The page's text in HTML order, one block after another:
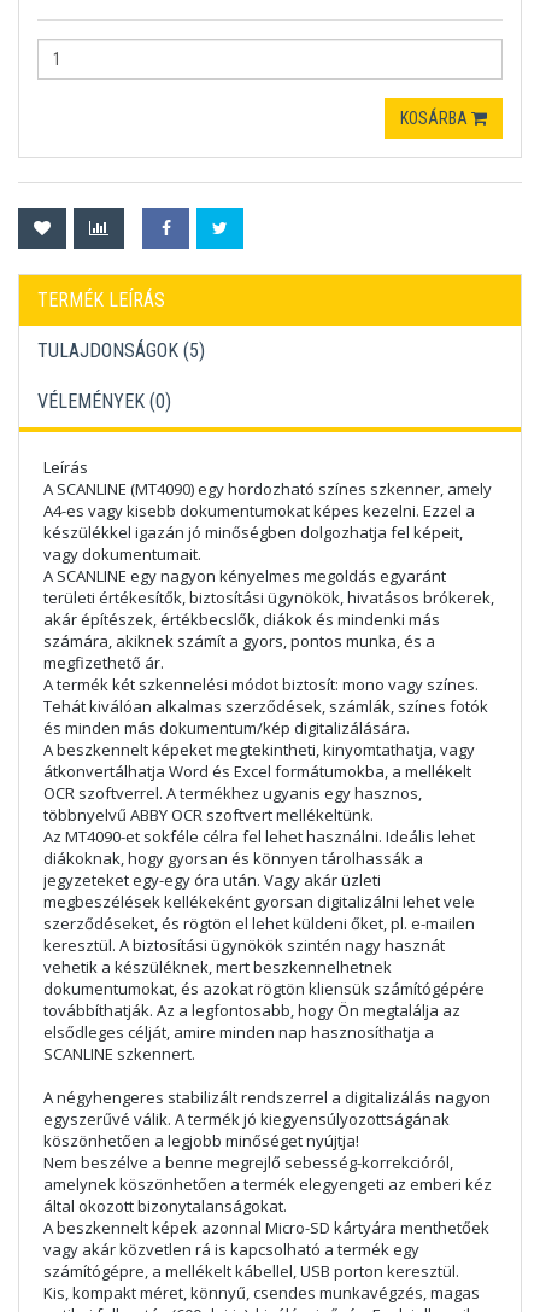
KOSÁRBA
TERMÉK LEÍRÁS
TULAJDONSÁGOK (5)
VÉLEMÉNYEK (0)
Leírás
A SCANLINE (MT4090) egy hordozható színes szkenner, amely
A4-es vagy kisebb dokumentumokat képes kezelni. Ezzel a
készülékkel igazán jó minőségben dolgozhatja fel képeit,
vagy dokumentumait.
A SCANLINE egy nagyon kényelmes megoldás egyaránt
területi értékesítők, biztosítási ügynökök, hivatásos brókerek,
akár építészek, értékbecslők, diákok és mindenki más
számára, akiknek számít a gyors, pontos munka, és a
megfizethető ár.
A termék két szkennelési módot biztosít: mono vagy színes.
Tehát kiválóan alkalmas szerződések, számlák, színes fotók
és minden más dokumentum/kép digitalizálására.
A beszkennelt képeket megtekintheti, kinyomtathatja, vagy
átkonvertálhatja Word és Excel formátumokba, a mellékelt
OCR szoftverrel. A termékhez ugyanis egy hasznos,
többnyelvű ABBY OCR szoftvert mellékeltünk.
Az MT4090-et sokféle célra fel lehet használni. Ideális lehet
diákoknak, hogy gyorsan és könnyen tárolhassák a
jegyzeteket egy-egy óra után. Vagy akár üzleti
megbeszélések kellékeként gyorsan digitalizálni lehet vele
szerződéseket, és rögtön el lehet küldeni őket, pl. e-mailen
keresztül. A biztosítási ügynökök szintén nagy hasznát
vehetik a készüléknek, mert beszkennelhetnek
dokumentumokat, és azokat rögtön kliensük számítógépére
továbbíthatják. Az a legfontosabb, hogy Ön megtalálja az
elsődleges célját, amire minden nap hasznosíthatja a
SCANLINE szkennert.
A négyhengeres stabilizált rendszerrel a digitalizálás nagyon
egyszerűvé válik. A termék jó kiegyensúlyozottságának
köszönhetően a legjobb minőséget nyújtja!
Nem beszélve a benne megrejlő sebesség-korrekcióról,
amelynek köszönhetően a termék elegyengeti az emberi kéz
által okozott bizonytalanságokat.
A beszkennelt képek azonnal Micro-SD kártyára menthetőek
vagy akár közvetlen rá is kapcsolható a termék egy
számítógépre, a mellékelt kábellel, USB porton keresztül.
Kis, kompakt méret, könnyű, csendes munkavégzés, magas